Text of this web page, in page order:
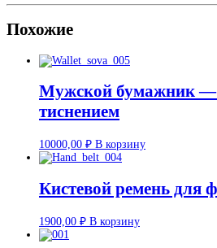
Похожие
Мужской бумажник —
тиснением
10000,00 ₽ В корзину
Кистевой ремень для
1900,00 ₽ В корзину